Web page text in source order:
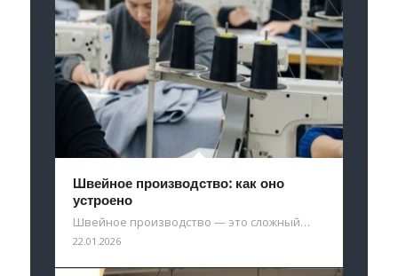
Швейное производство: как оно
устроено
Швейное производство — это сложный…
22.01.2026